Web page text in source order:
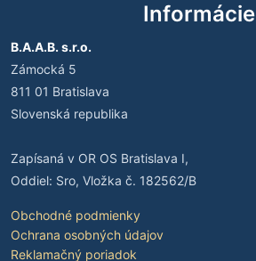
Informácie
B.A.A.B. s.r.o.
Zámocká 5
811 01 Bratislava
Slovenská republika
Zapísaná v OR OS Bratislava I,
Oddiel: Sro, Vložka č. 182562/B
Obchodné podmienky
Ochrana osobných údajov
Reklamačný poriadok